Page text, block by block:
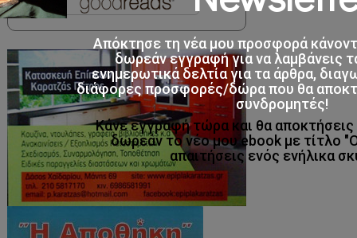
Απόκτησε τη νέα μου προσφορά
δωρεάν εγγραφή για να λαμβάνεις
ενημερωτικά δελτία για τα άρθρα,
διάφορες προσφορές/δώρα που θα
συνδρομητές!
Κάνε εγγραφή τώρα και θα
δωρεάν το νέο μου ebook με τίτλο
απαιτήσεις ενός ενήλικα